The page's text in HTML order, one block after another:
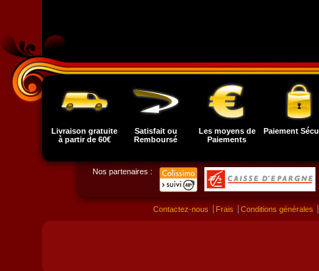
Livraison gratuite
à partir de 60€
Satisfait ou
Remboursé
Les moyens de
Paiements
Paiement
Nos partenaires :
Contactez-nous Frais Conditions générales